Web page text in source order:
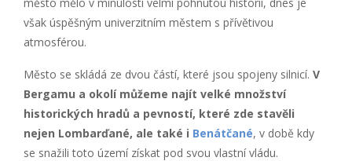
však úspěšným univerzitním městem s přívětivou
atmosférou.
Město se skládá ze dvou částí, které jsou spojeny silnicí. V
Bergamu a okolí můžeme najít velké množství
historických hradů a pevností, které zde stavěli
nejen Lombarďané, ale také i Benátčané, v době kdy
se snažili toto území získat pod svou vlastní vládu.